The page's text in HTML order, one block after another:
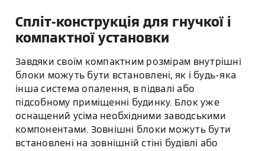
Спліт-конструкція для гнучкої і
компактної установки
Завдяки своїм компактним розмірам внутрішні
блоки можуть бути встановлені, як і будь-яка
інша система опалення, в підвалі або
підсобному приміщенні будинку. Блок уже
оснащений усіма необхідними заводськими
компонентами. Зовнішні блоки можуть бути
встановлені на зовнішній стіні будівлі або